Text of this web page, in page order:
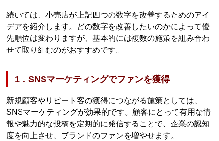
続いては、小売店が上記四つの数字を改善するためのアイ
デアを紹介します。どの数字を改善したいのかによって優
先順位は変わりますが、基本的には複数の施策を組み合わ
せて取り組むのがおすすめです。
1．SNSマーケティングでファンを獲得
新規顧客やリピート客の獲得につながる施策としては、
SNSマーケティングが効果的です。顧客にとって有用な情
報や魅力的な投稿を定期的に発信することで、企業の認知
度を向上させ、ブランドのファンを増やせます。